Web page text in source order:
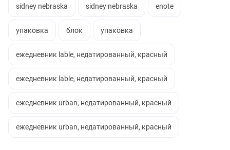
sidney nebraska sidney nebraska enote
упаковка блок упаковка
ежедневник lable, недатированный, красный
ежедневник lable, недатированный, красный
ежедневник urban, недатированный, красный
ежедневник urban, недатированный, красный